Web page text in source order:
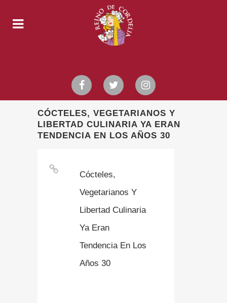
CÓCTELES, VEGETARIANOS Y
LIBERTAD CULINARIA YA ERAN
TENDENCIA EN LOS AÑOS 30
Cócteles,
Vegetarianos Y
Libertad Culinaria
Ya Eran
Tendencia En Los
Años 30